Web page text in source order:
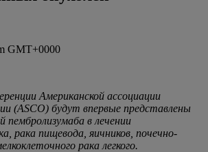
GMT+0000
Американской ассоциации
(ASCO) будут впервые представлены
пембролизумаба в лечении
рака пищевода, яичников, почечно-
рака легкого.